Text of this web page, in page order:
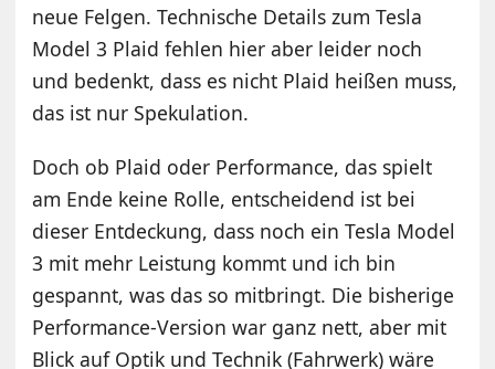
neue Felgen. Technische Details zum Tesla
Model 3 Plaid fehlen hier aber leider noch
und bedenkt, dass es nicht Plaid heißen muss,
das ist nur Spekulation.
Doch ob Plaid oder Performance, das spielt
am Ende keine Rolle, entscheidend ist bei
dieser Entdeckung, dass noch ein Tesla Model
3 mit mehr Leistung kommt und ich bin
gespannt, was das so mitbringt. Die bisherige
Performance-Version war ganz nett, aber mit
Blick auf Optik und Technik (Fahrwerk) wäre